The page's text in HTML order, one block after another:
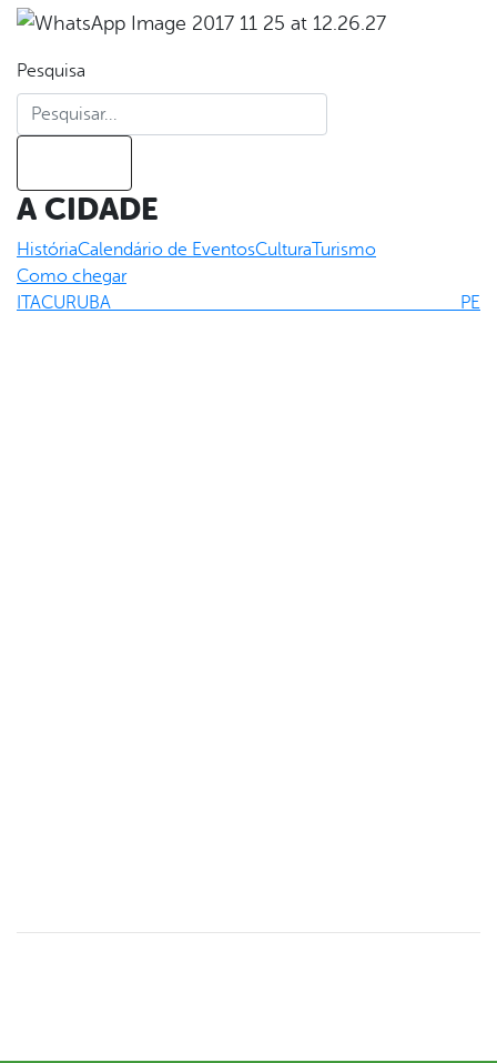
Pesquisa
A CIDADE
HistóriaCalendário de EventosCulturaTurismo
Como chegar
ITACURUBA PE